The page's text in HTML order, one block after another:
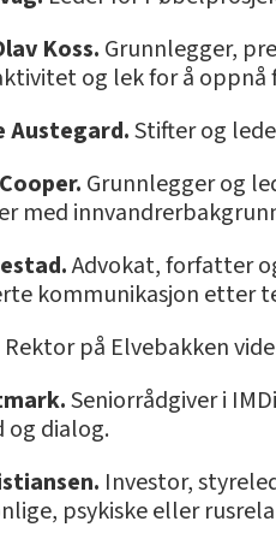
Koss. Grunnlegger,
og lek for å
Austegard.Stifter og
Grunnlegger og
med
Advokat, forfatter
kommunikasjon etter
Rektor på Elvebakken
Seniorrådgiver i
og dialog.
Investor,
psykiske eller